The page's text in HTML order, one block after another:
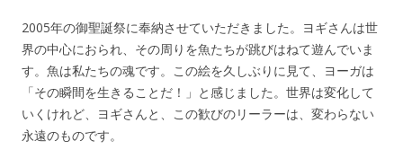
2005年の御聖誕祭に奉納させていただきました。ヨギさんは世
界の中心におられ、その周りを魚たちが跳びはねて遊んでいま
す。魚は私たちの魂です。この絵を久しぶりに見て、ヨーガは
「その瞬間を生きることだ！」と感じました。世界は変化して
いくけれど、ヨギさんと、この歓びのリーラーは、変わらない
永遠のものです。